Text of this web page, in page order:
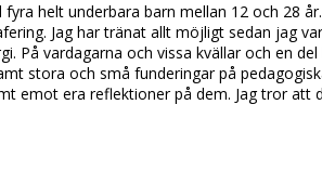
helt underbara barn mellan 12 och 28
Jag har tränat allt möjligt sedan jag
På vardagarna och vissa kvällar och en
stora och små funderingar på
emot era reflektioner på dem. Jag tror